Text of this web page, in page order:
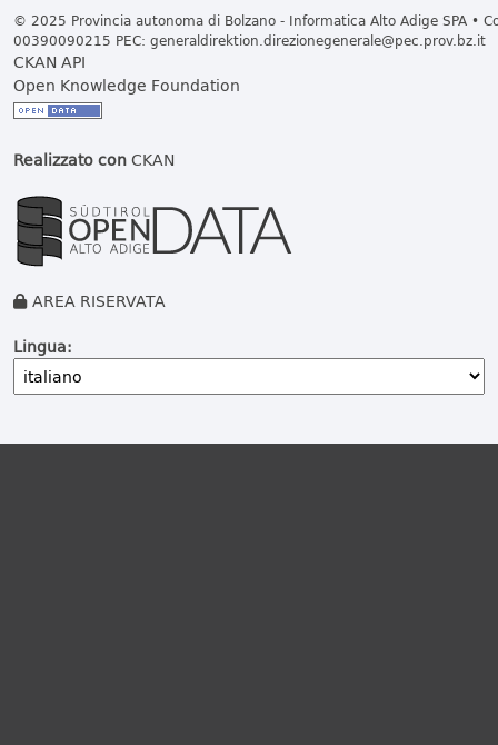
© 2025 Provincia autonoma di Bolzano - Informatica Alto Adige SPA •
00390090215 PEC: generaldirektion.direzionegenerale@pec.prov.bz.it
CKAN API
Open Knowledge Foundation
Realizzato conCKAN
AREA RISERVATA
Lingua